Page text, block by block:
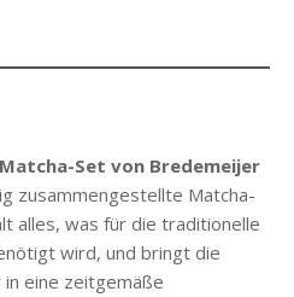
Matcha-Set von Bredemeijer
zusammengestellte Matcha-
alles, was für die traditionelle
wird, und bringt die
eine zeitgemäße